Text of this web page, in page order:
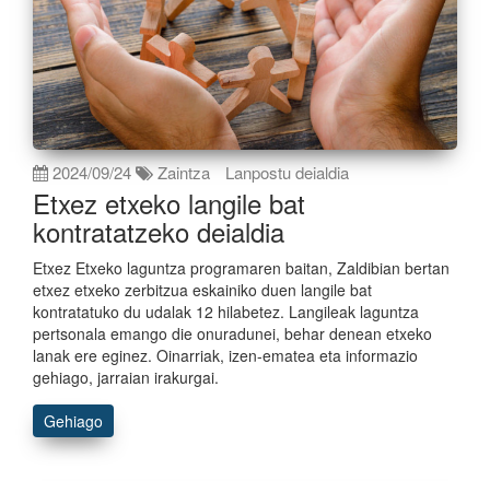
2024/09/24 Zaintza Lanpostu deialdia
Etxez etxeko langile bat
kontratatzeko deialdia
Etxez Etxeko laguntza programaren baitan, Zaldibian bertan
etxez etxeko zerbitzua eskainiko duen langile bat
kontratatuko du udalak 12 hilabetez. Langileak laguntza
pertsonala emango die onuradunei, behar denean etxeko
lanak ere eginez. Oinarriak, izen-ematea eta informazio
gehiago, jarraian irakurgai.
Gehiago